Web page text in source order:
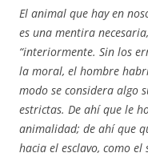
El animal que hay en
es una mentira
“interiormente. Sin los
la moral, el hombre
modo se considera algo
estrictas. De ahí que le
animalidad; de ahí que
hacia el esclavo, como